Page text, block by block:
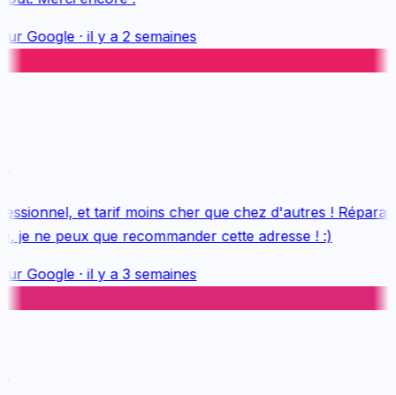
Google· il y a 2 semaines
et tarif moins cher que chez d'autres !
je ne peux que recommander cette adresse ! :)
Google· il y a 3 semaines